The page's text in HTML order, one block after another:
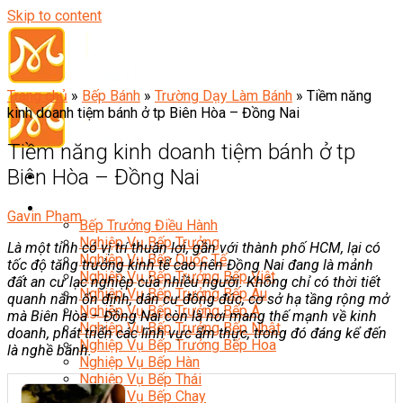
Skip to content
Đầu Bếp
Bếp Trưởng Điều Hành
Nghiệp Vụ Bếp Trưởng
Nghiệp Vụ Bếp Quốc Tế
Nghiệp Vụ Bếp Trưởng Bếp Việt
Nghiệp Vụ Bếp Trưởng Bếp Âu
Nghiệp Vụ Bếp Trưởng Bếp Á
Nghiệp Vụ Bếp Trưởng Bếp Nhật
Nghiệp Vụ Bếp Trưởng Bếp Hoa
Nghiệp Vụ Bếp Hàn
Nghiệp Vụ Bếp Thái
Nghiệp Vụ Bếp Chay
Trang chủ » Bếp Bánh » Trường Dạy Làm Bánh » Tiềm năng
kinh doanh tiệm bánh ở tp Biên Hòa – Đồng Nai
Tiềm năng kinh doanh tiệm bánh ở tp
Biên Hòa – Đồng Nai
Gavin Phạm
Là một tỉnh có vị trí thuận lợi, gần với thành phố HCM, lại có
tốc độ tăng trưởng kinh tế cao nên Đồng Nai đang là mảnh
đất an cư lạc nghiệp của nhiều người. Không chỉ có thời tiết
quanh năm ổn định, dân cư đông đúc, cơ sở hạ tầng rộng mở
mà Biên Hòa – Đồng Nai còn là nơi mang thế mạnh về kinh
doanh, phát triển các lĩnh vực ẩm thực, trong đó đáng kể đến
là nghề bánh.